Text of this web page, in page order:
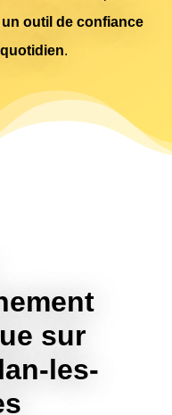
outil de confiance
.
sur
les-